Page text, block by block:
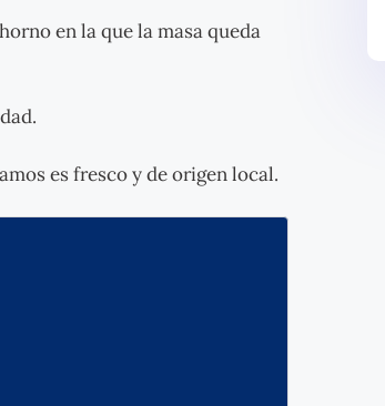
en la que la masa queda
es fresco y de origen local.